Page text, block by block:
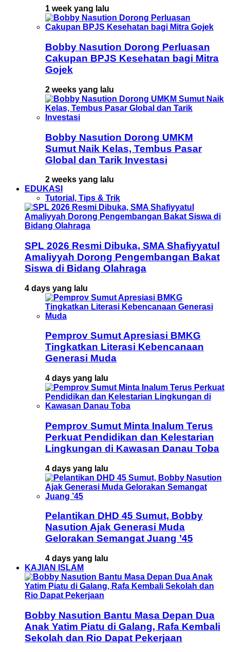
1 week yang lalu
Bobby Nasution Dorong Perluasan
Cakupan BPJS Kesehatan bagi Mitra
Gojek
2 weeks yang lalu
Bobby Nasution Dorong UMKM
Sumut Naik Kelas, Tembus Pasar
Global dan Tarik Investasi
2 weeks yang lalu
EDUKASI
Tutorial, Tips & Trik
SPL 2026 Resmi Dibuka, SMA Shafiyyatul
Amaliyyah Dorong Pengembangan Bakat
Siswa di Bidang Olahraga
4 days yang lalu
Pemprov Sumut Apresiasi BMKG
Tingkatkan Literasi Kebencanaan
Generasi Muda
4 days yang lalu
Pemprov Sumut Minta Inalum Terus
Perkuat Pendidikan dan Kelestarian
Lingkungan di Kawasan Danau Toba
4 days yang lalu
Pelantikan DHD 45 Sumut, Bobby
Nasution Ajak Generasi Muda
Gelorakan Semangat Juang ’45
4 days yang lalu
KAJIAN ISLAM
Bobby Nasution Bantu Masa Depan Dua
Anak Yatim Piatu di Galang, Rafa Kembali
Sekolah dan Rio Dapat Pekerjaan